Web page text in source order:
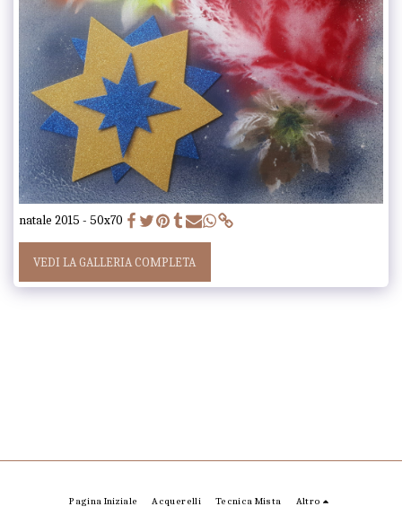
natale 2015 - 50x70
VEDI LA GALLERIA COMPLETA
Pagina Iniziale Acquerelli Tecnica Mista Altro